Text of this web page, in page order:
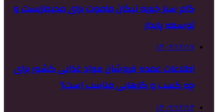
گام سبز خیریه نیکان ماموت برای محیط‌زیست و
توسعه پایدار
۱۴۰۲/۱۲/۱۷
اطلاعات عمده فروشان مواد غذایی کشور برای
چه کسب و کارهایی مناسب است؟
۱۴۰۲/۱۲/۱۴